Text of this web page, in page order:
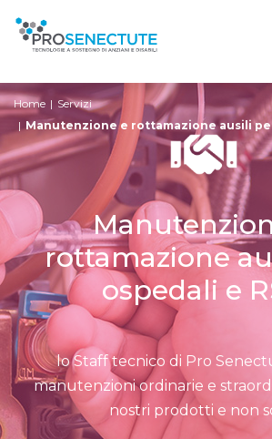
rottamazione
ospedali e
lo Staff tecnico di Pro
manutenzioni ordinarie e
nostri prodotti e non
Home
Servizi
Manutenzione e rottamazione ausili